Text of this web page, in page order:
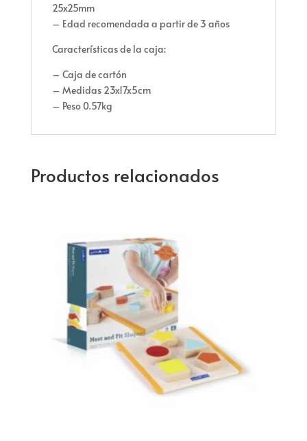
25x25mm
– Edad recomendada a partir de 3 años
Características de la caja:
– Caja de cartón
– Medidas 23x17x5cm
– Peso 0.57kg
Productos relacionados